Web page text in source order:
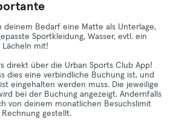
deinem Bedarf eine Matte als Unterlage,
Sportkleidung, Wasser, evtl. ein
Lächeln mit!
direkt über die Urban Sports Club App!
dies eine verbindliche Buchung ist, und
eingehalten werden muss. Die jeweilige
bei der Buchung angezeigt. Andernfalls
von deinem monatlichen Besuchslimit
gestellt.